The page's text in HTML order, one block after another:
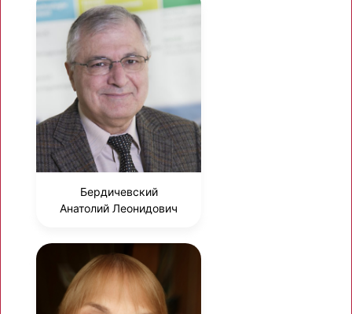
Бердичевский
Анатолий Леонидович